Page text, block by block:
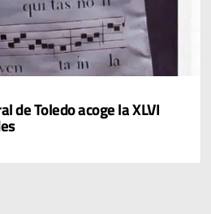
de Toledo acoge la XLVI